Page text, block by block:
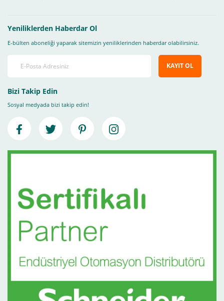
Yeniliklerden Haberdar Ol
E-bülten aboneliği yaparak sitemizin yeniliklerinden haberdar olabilirsiniz.
KAYIT OL
Bizi Takip Edin
Sosyal medyada bizi takip edin!